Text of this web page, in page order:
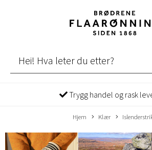
Trygg handel og rask
Hjem Klær